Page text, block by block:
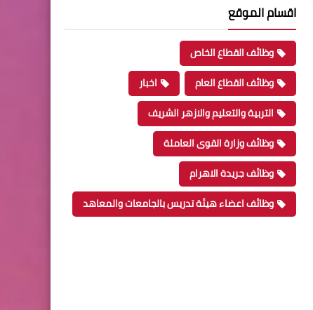
اقسام الموقع
وظائف القطاع الخاص
وظائف القطاع العام
اخبار
التربية والتعليم والازهر الشريف
وظائف وزارة القوى العاملة
وظائف جريدة الاهرام
وظائف اعضاء هيئة تدريس بالجامعات والمعاهد